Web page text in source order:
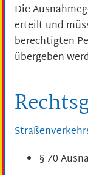
Die
erteilt und
berechtigten
übergeben
§ 70